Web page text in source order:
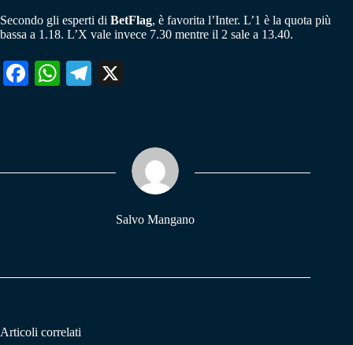
Secondo gli esperti di BetFlag, è favorita l’Inter. L’1 è la quota più
bassa a 1.18. L’X vale invece 7.30 mentre il 2 sale a 13.40.
Fa W
pp
Te
m
Salvo Mangano
Articoli correlati